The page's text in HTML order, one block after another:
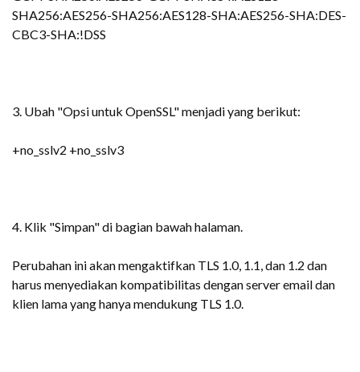
SHA256:AES256-SHA256:AES128-SHA:AES256-SHA:DES-
CBC3-SHA:!DSS
3. Ubah "Opsi untuk OpenSSL" menjadi yang berikut:
+no_sslv2 +no_sslv3
4. Klik "Simpan" di bagian bawah halaman.
Perubahan ini akan mengaktifkan TLS 1.0, 1.1, dan 1.2 dan
harus menyediakan kompatibilitas dengan server email dan
klien lama yang hanya mendukung TLS 1.0.